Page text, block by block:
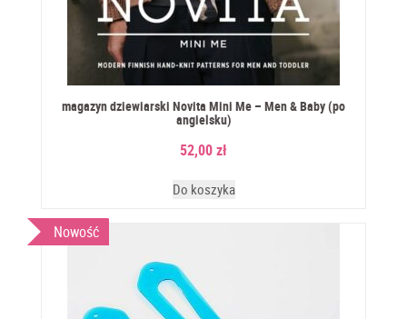
magazyn dziewiarski Novita Mini Me – Men & Baby (po
angielsku)
52,00zł
Do koszyka
Nowość